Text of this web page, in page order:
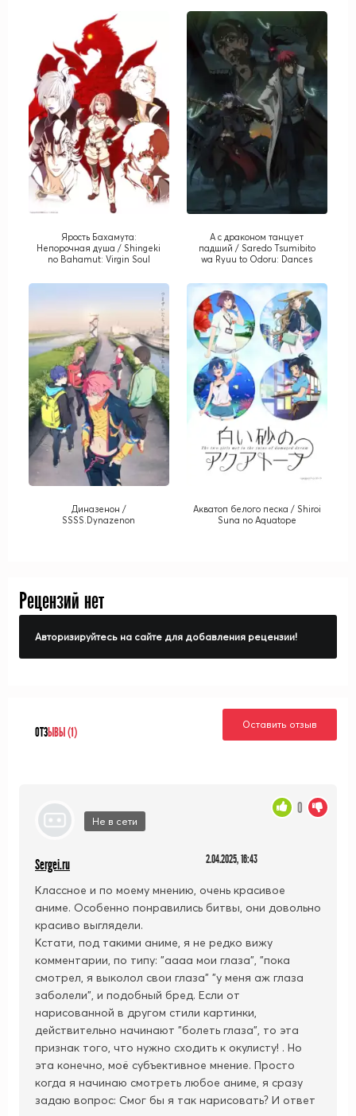
Ярость Бахамута:
Непорочная душа / Shingeki
no Bahamut: Virgin Soul
А с драконом танцует
падший / Saredo Tsumibito
wa Ryuu to Odoru: Dances
Диназенон /
SSSS.Dynazenon
Акватоп белого песка / Shiroi
Suna no Aquatope
Рецензий нет
Авторизируйтесь на сайте для добавления рецензии!
ОТЗЫВЫ (1)
Оставить отзыв
Не в сети
Sergei.ru 2.04.2025, 16:43
Классное и по моему мнению, очень красивое
аниме. Особенно понравились битвы, они довольно
красиво выглядели.
Кстати, под такими аниме, я не редко вижу
комментарии, по типу: "аааа мои глаза", "пока
смотрел, я выколол свои глаза" "у меня аж глаза
заболели", и подобный бред. Если от
нарисованной в другом стили картинки,
действительно начинают "болеть глаза", то эта
признак того, что нужно сходить к окулисту! . Но
эта конечно, моё субъективное мнение. Просто
когда я начинаю смотреть любое аниме, я сразу
задаю вопрос: Смог бы я так нарисовать? И ответ
0